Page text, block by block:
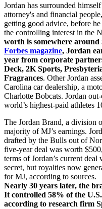
Jordan has surrounded
attorney's and financial
getting good advice, before
the controlling interest in the
worth is somewhere
Forbes magazine, Jordan
year from corporate
Deck, 2K Sports,
Fragrances. Other Jordan
Carolina car dealership, a
Charlotte Bobcats. Jordan
world’s highest-paid athletes
The Jordan Brand, a division
majority of MJ’s earnings.
drafted by the Bulls out of
five-year deal was worth
terms of Jordan’s current
secret, but royalties now
for MJ, according to sources.
Nearly 30 years later, the
It controlled 58% of the
according to research firm